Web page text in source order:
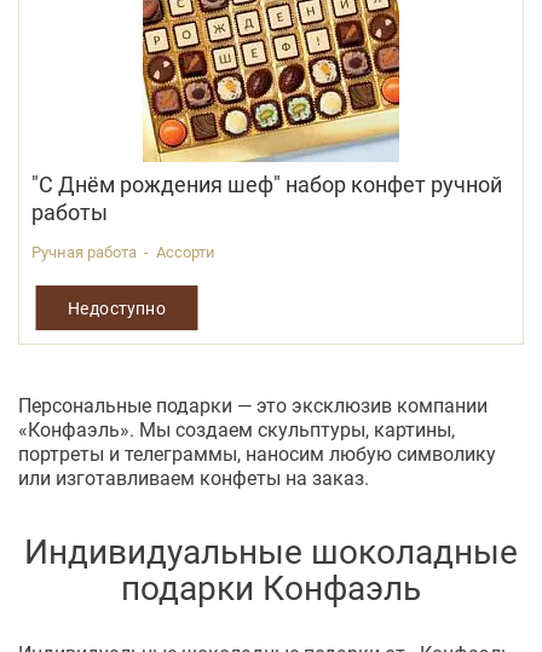
"С Днём рождения шеф" набор конфет ручной
работы
Ручная работа - Ассорти
Недоступно
Персональные подарки — это эксклюзив компании
«Конфаэль». Мы создаем скульптуры, картины,
портреты и телеграммы, наносим любую символику
или изготавливаем конфеты на заказ.
Индивидуальные шоколадные
подарки Конфаэль